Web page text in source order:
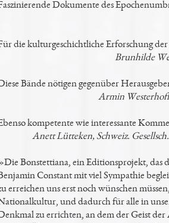
Dokumente des
die kulturgeschichtliche Erforschung
Brunhilde
Bände nötigen gegenüber
Armin
kompetente wie interessante
Anett Lütteken, Schweiz.
Bonstettiana, ein Editionsprojekt, das
Constant mit viel Sympathie
erreichen uns erst noch wünschen
und dadurch für alle in
zu errichten, an dem der Geist